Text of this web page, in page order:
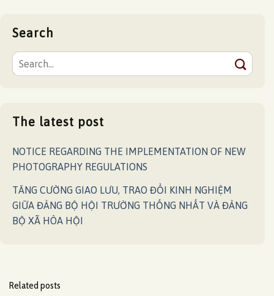
Search
The latest post
NOTICE REGARDING THE IMPLEMENTATION OF NEW
PHOTOGRAPHY REGULATIONS
TĂNG CƯỜNG GIAO LƯU, TRAO ĐỔI KINH NGHIỆM
GIỮA ĐẢNG BỘ HỘI TRƯỜNG THỐNG NHẤT VÀ ĐẢNG
BỘ XÃ HÒA HỘI
Related posts